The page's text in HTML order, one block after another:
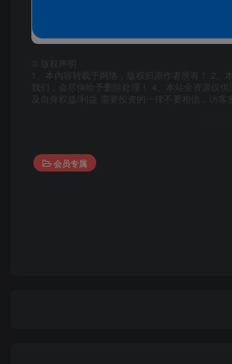
版权声明
1、本内容转载于网络，版权归原作者所有！ 2
我们，会尽快给予删除处理！ 4、本站全资源仅
及自身权益/利益 需要投资的一律不要相信，访
会员专属